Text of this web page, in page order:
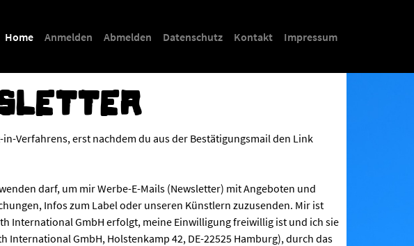
Home(current)
Anmelden Abmelden Datenschutz Kontakt Impressum
Verfahrens, erst nachdem du aus der Bestätigungsmail den Link
darf, um mir Werbe-E-Mails (Newsletter) mit Angeboten und
Infos zum Label oder unseren Künstlern zuzusenden. Mir ist
International GmbH erfolgt, meine Einwilligung freiwillig ist und ich sie
GmbH, Holstenkamp 42, DE-22525 Hamburg), durch das